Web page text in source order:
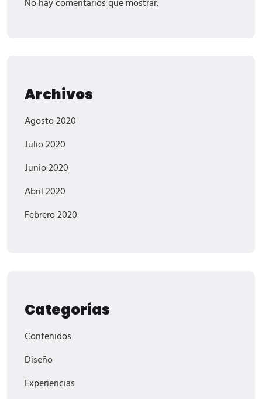
No hay comentarios que mostrar.
Archivos
Agosto 2020
Julio 2020
Junio 2020
Abril 2020
Febrero 2020
Categorías
Contenidos
Diseño
Experiencias